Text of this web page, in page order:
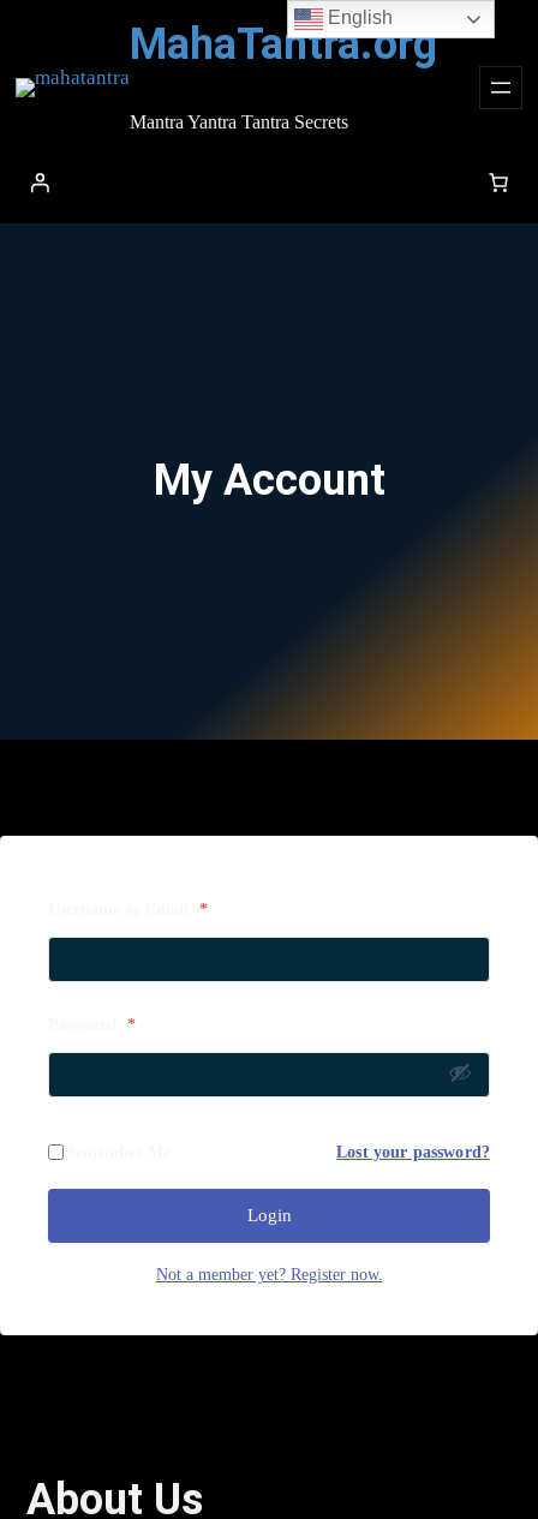
content
MahaTantra.org
Mantra Yantra Tantra Secrets
My Account
*
*
Lost your password?
Login
Not a member yet? Register now.
About Us
English